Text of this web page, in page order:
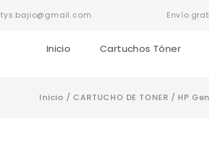
tys.bajio@gmail.com Envío
Inicio Cartuchos Tóner
Inicio / CARTUCHO DE TONER / HP